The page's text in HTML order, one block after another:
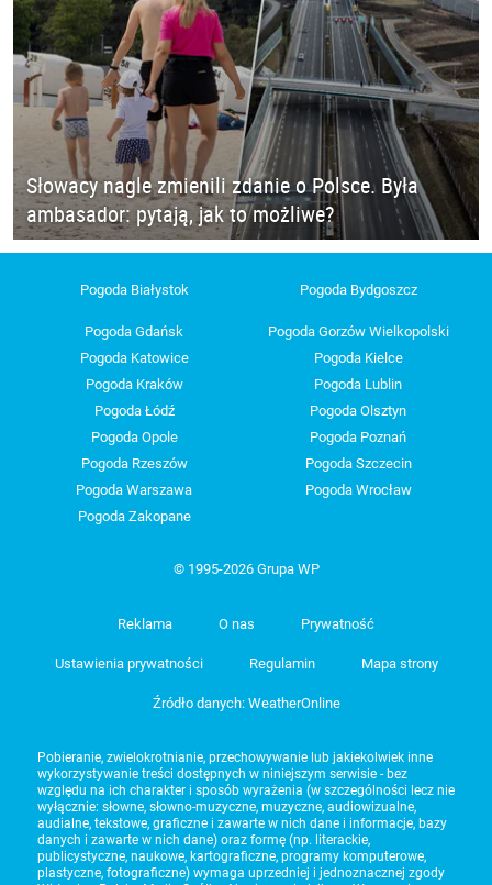
Słowacy nagle zmienili zdanie o Polsce. Była
ambasador: pytają, jak to możliwe?
Pogoda Białystok Pogoda Bydgoszcz
Pogoda Gdańsk
Pogoda Gorzów Wielkopolski
Pogoda Katowice
Pogoda Kielce
Pogoda Kraków
Pogoda Lublin
Pogoda Łódź
Pogoda Olsztyn
Pogoda Opole
Pogoda Poznań
Pogoda Rzeszów
Pogoda Szczecin
Pogoda Warszawa
Pogoda Wrocław
Pogoda Zakopane
© 1995-2026 Grupa WP
Reklama O nas Prywatność
Ustawienia prywatności Regulamin Mapa strony
Źródło danych: WeatherOnline
Pobieranie, zwielokrotnianie, przechowywanie lub jakiekolwiek inne
wykorzystywanie treści dostępnych w niniejszym serwisie - bez
względu na ich charakter i sposób wyrażenia (w szczególności lecz nie
wyłącznie: słowne, słowno-muzyczne, muzyczne, audiowizualne,
audialne, tekstowe, graficzne i zawarte w nich dane i informacje, bazy
danych i zawarte w nich dane) oraz formę (np. literackie,
publicystyczne, naukowe, kartograficzne, programy komputerowe,
plastyczne, fotograficzne) wymaga uprzedniej i jednoznacznej zgody